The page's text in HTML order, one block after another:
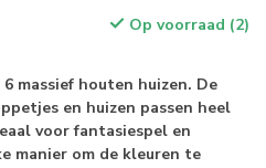
Op voorraad (2)
massief houten huizen. De
en huizen passen heel
voor fantasiespel en
manier om de kleuren te